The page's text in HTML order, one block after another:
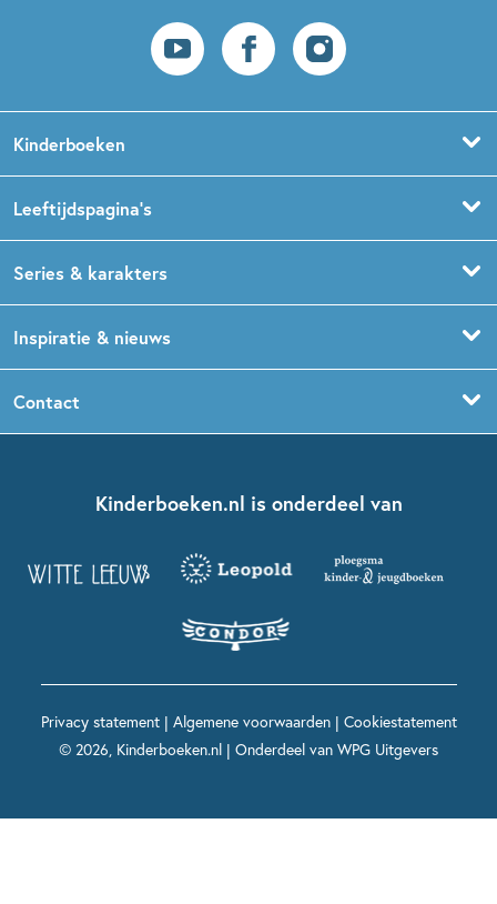
Kinderboeken
Prentenboeken
Babyboeken
Sprookjesboeken
Kinderboeken diversiteit
Grappige kinderboeken
Spannende kinderboeken
Leeftijdspagina’s
Boekentips 1,5 - 3 jaar
Boekentips 5 - 7 jaar
Boekentips 12+ jaar
Voor volwassenen
Series & karakters
Dog Man
Spekkie en Sproet
Maxi & Helium
Inspiratie & nieuws
Kinderjury
Voor het onderwijs
Contact
Kinderboeken.nl is onderdeel van
Privacy statement| Algemene voorwaarden| Cookiestatement
© 2026, Kinderboeken.nl | Onderdeel van WPG Uitgevers